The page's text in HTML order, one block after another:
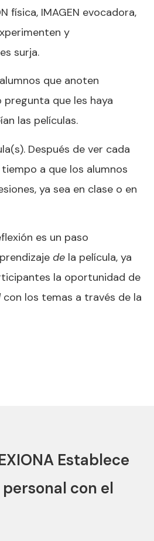
física, IMAGEN evocadora,
y
surja.
que anoten
que les haya
las películas.
Después de ver cada
a que los alumnos
ya sea en clase o en
es un paso
de la película, ya
la oportunidad de
con los temas a través de la
Establece
con el